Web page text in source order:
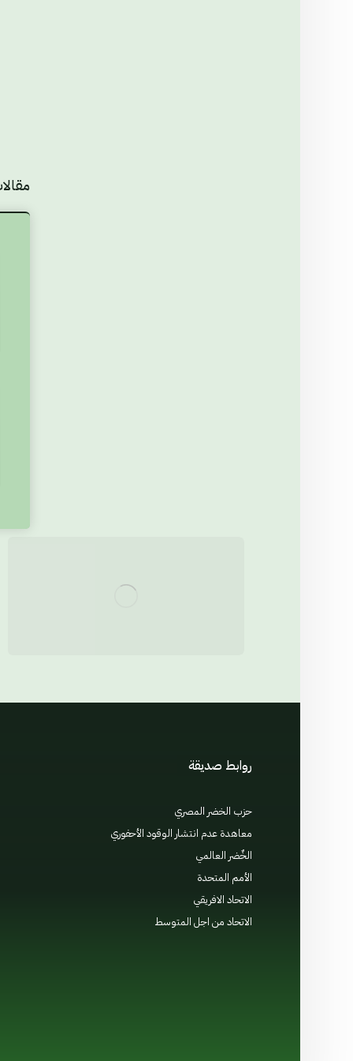
روابط صديقة
حزب الخضر المصري
معاهدة عدم انتشار الوقود الأحفوري
الخٌضر العالمي
الأمم المتحدة
الاتحاد الافريقي
الاتحاد من اجل المتوسط